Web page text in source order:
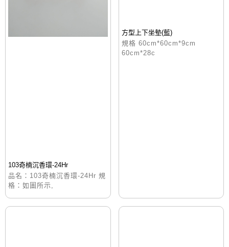
103奇楠沉香環-24Hr
品名：103奇楠沉香環-24Hr 規
格：如圖所示,
方型上下坐墊(藍)
規格 60cm*60cm*9cm
60cm*28c